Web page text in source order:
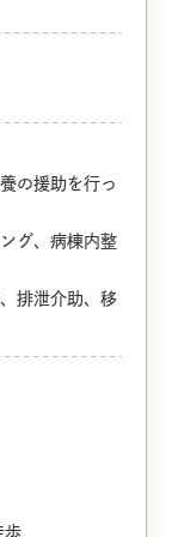
の援助を行っ
グ、病棟内整
排泄介助、移
歩